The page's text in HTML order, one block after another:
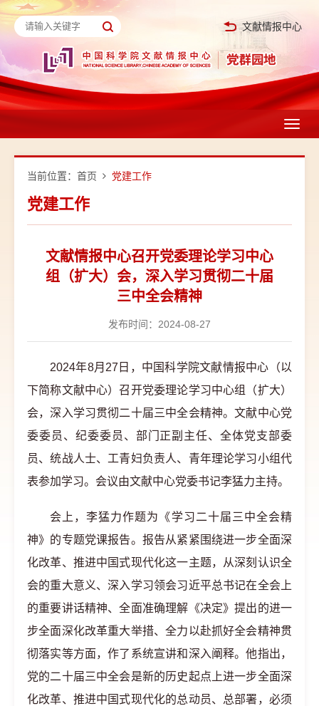
文献情报中心
当前位置： 首页 党建工作
党建工作
文献情报中心召开党委理论学习中心
组（扩大）会，深入学习贯彻二十届
三中全会精神
发布时间：2024-08-27
2024年8月27日，中国科学院文献情报中心（以
下简称文献中心）召开党委理论学习中心组（扩大）
会，深入学习贯彻二十届三中全会精神。文献中心党
委委员、纪委委员、部门正副主任、全体党支部委
员、统战人士、工青妇负责人、青年理论学习小组代
表参加学习。会议由文献中心党委书记李猛力主持。
会上，李猛力作题为《学习二十届三中全会精
神》的专题党课报告。报告从紧紧围绕进一步全面深
化改革、推进中国式现代化这一主题，从深刻认识全
会的重大意义、深入学习领会习近平总书记在全会上
的重要讲话精神、全面准确理解《决定》提出的进一
步全面深化改革重大举措、全力以赴抓好全会精神贯
彻落实等方面，作了系统宣讲和深入阐释。他指出，
党的二十届三中全会是新的历史起点上进一步全面深
化改革、推进中国式现代化的总动员、总部署，必须